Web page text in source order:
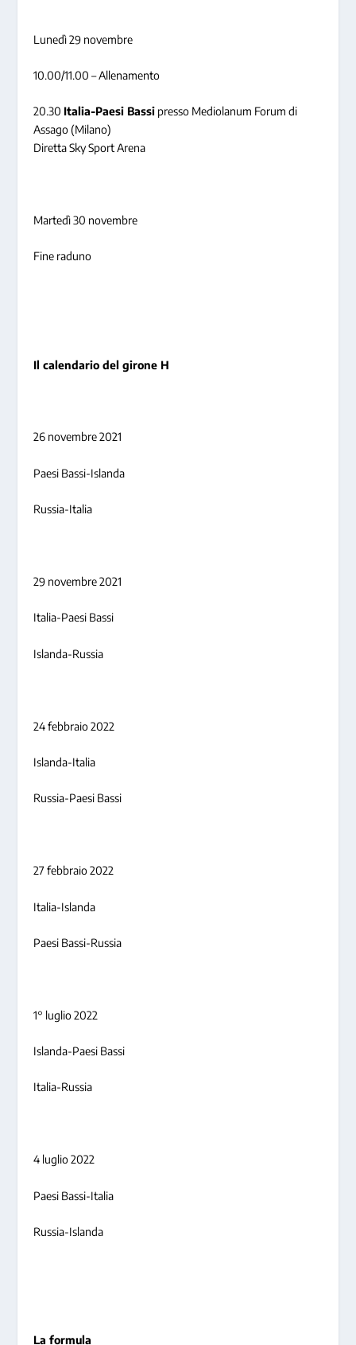
Lunedì 29 novembre
10.00/11.00 – Allenamento
20.30 Italia-Paesi Bassi presso Mediolanum Forum di
Assago (Milano)
Diretta Sky Sport Arena
Martedì 30 novembre
Fine raduno
Il calendario del girone H
26 novembre 2021
Paesi Bassi-Islanda
Russia-Italia
29 novembre 2021
Italia-Paesi Bassi
Islanda-Russia
24 febbraio 2022
Islanda-Italia
Russia-Paesi Bassi
27 febbraio 2022
Italia-Islanda
Paesi Bassi-Russia
1° luglio 2022
Islanda-Paesi Bassi
Italia-Russia
4 luglio 2022
Paesi Bassi-Italia
Russia-Islanda
La formula